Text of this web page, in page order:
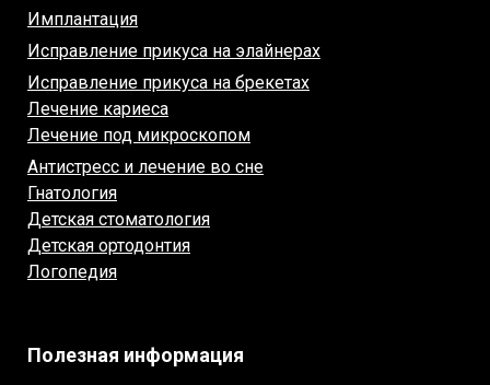
Имплантация
Исправление прикуса на элайнерах
Исправление прикуса на брекетах
Лечение кариеса
Лечение под микроскопом
Антистресс и лечение во сне
Гнатология
Детская стоматология
Детская ортодонтия
Логопедия
Полезная информация